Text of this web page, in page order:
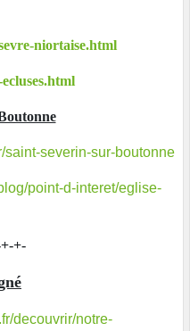
niortaise.html
severin-sur-boutonne
point-d-interet/eglise-
+-
decouvrir/notre-